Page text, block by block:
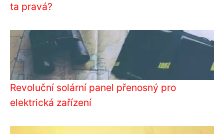
ta pravá?
Revoluční solární panel přenosný pro
elektrická zařízení